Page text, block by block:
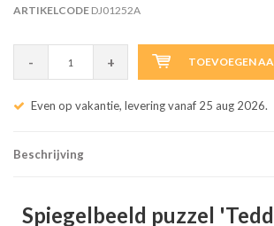
ARTIKELCODE DJ01252A
- + TOEVOEGEN
Even op vakantie, levering vanaf 25 aug 2026.
Beschrijving
Spiegelbeeld puzzel